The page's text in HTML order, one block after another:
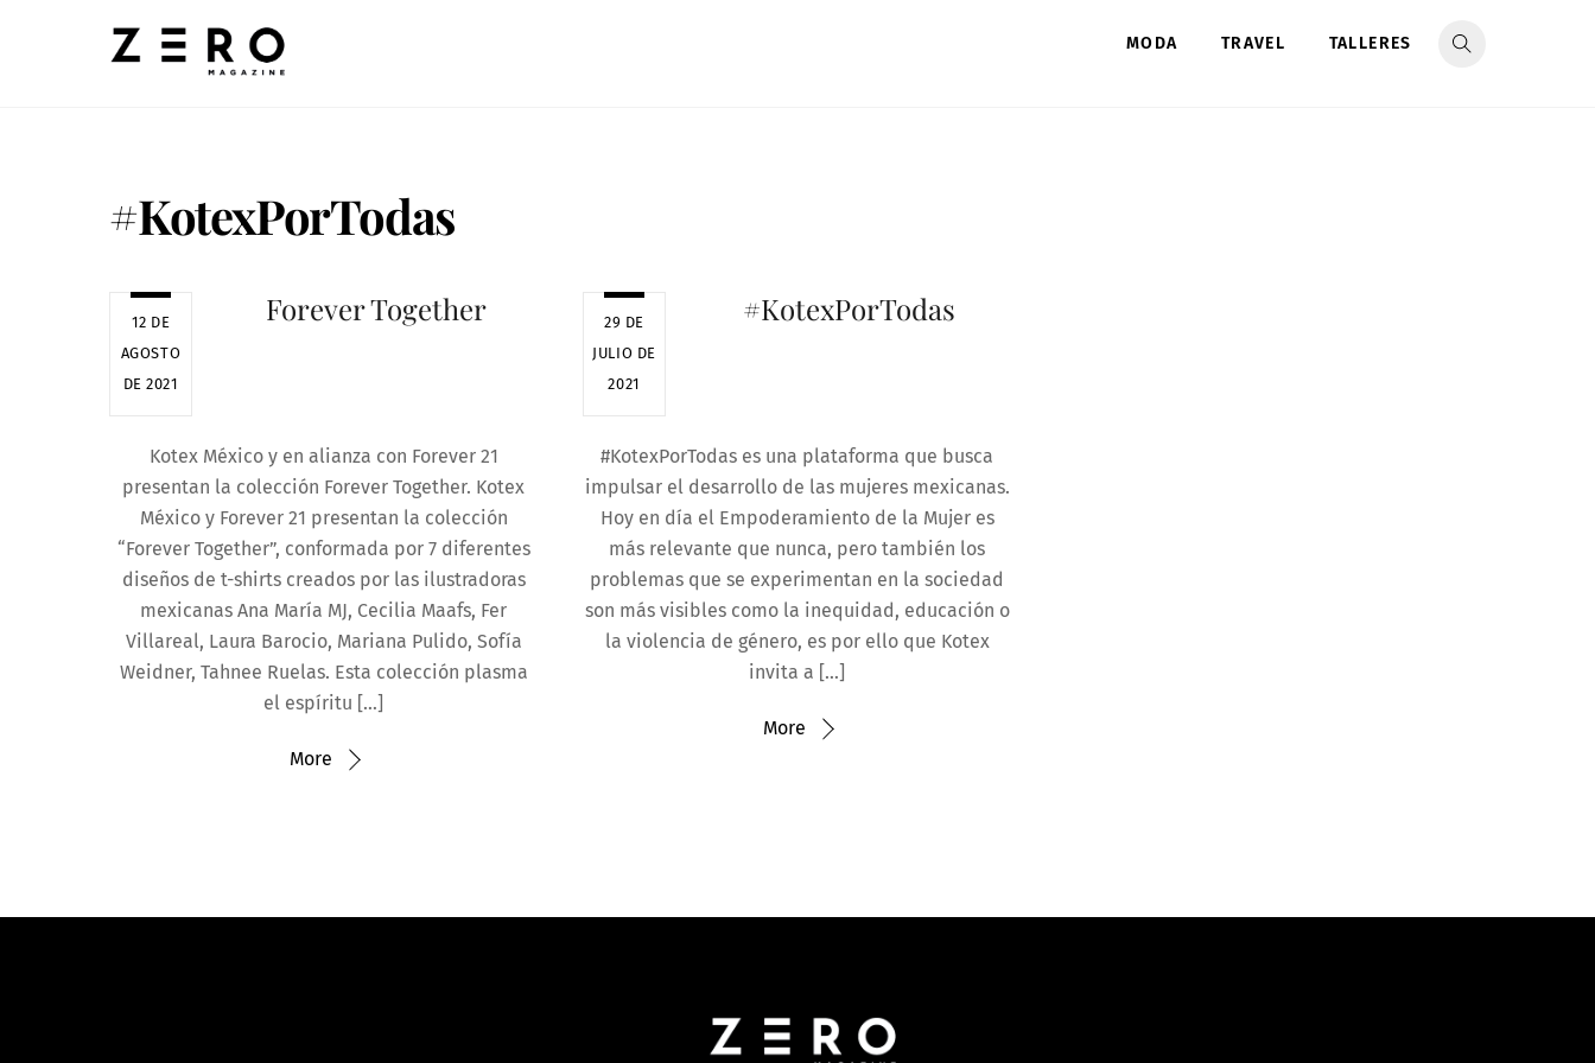
MODA TRAVEL TALLERES
#KotexPorTodas
12 DE
AGOSTO
DE 2021
Forever Together
Kotex México y en alianza con Forever 21
presentan la colección Forever Together. Kotex
México y Forever 21 presentan la colección
“Forever Together”, conformada por 7 diferentes
diseños de t-shirts creados por las ilustradoras
mexicanas Ana María MJ, Cecilia Maafs, Fer
Villareal, Laura Barocio, Mariana Pulido, Sofía
Weidner, Tahnee Ruelas. Esta colección plasma
el espíritu […]
More
29 DE
JULIO DE
2021
#KotexPorTodas
#KotexPorTodas es una plataforma que busca
impulsar el desarrollo de las mujeres mexicanas.
Hoy en día el Empoderamiento de la Mujer es
más relevante que nunca, pero también los
problemas que se experimentan en la sociedad
son más visibles como la inequidad, educación o
la violencia de género, es por ello que Kotex
invita a […]
More